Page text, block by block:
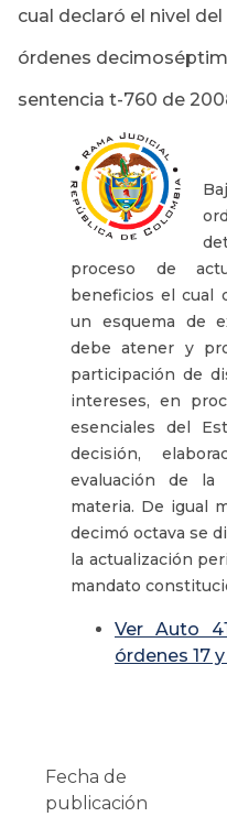
cual declaró el nivel
órdenes
sentencia t-760 de
proceso de
beneficios el cual
un esquema de
debe atener y
participación de
intereses, en
esenciales del
decisión,
evaluación de
materia. De igual
decimó octava se
la actualización
mandato
Ver Auto
órdenes 17 y
Fecha de
publicación